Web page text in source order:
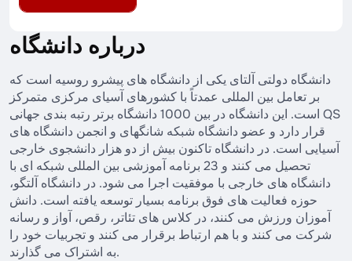
درباره دانشگاه
دانشگاه دولتی آلتای یکی از دانشگاه های پیشرو روسیه است که
بر تعامل بین المللی عمدتاً با کشورهای آسیای مرکزی متمرکز
است. این دانشگاه در بین 1000 دانشگاه برتر رتبه بندی جهانی QS
قرار دارد و عضو دانشگاه شبکه شانگهای و انجمن دانشگاه های
آسیایی است. در دانشگاه تاکنون بیش از دو هزار دانشجوی خارجی
تحصیل می کنند و 23 برنامه آموزشی بین المللی شبکه ای با
دانشگاه های خارجی با موفقیت اجرا می شود. در دانشگاه آلتگو،
حوزه فعالیت های فوق برنامه بسیار توسعه یافته است. دانش
آموزان ورزش می کنند، در کلاس های تئاتر، رقص، آواز و رسانه
شرکت می کنند و با هم ارتباط برقرار می کنند و تجربیات خود را
به اشتراک می گذارند.